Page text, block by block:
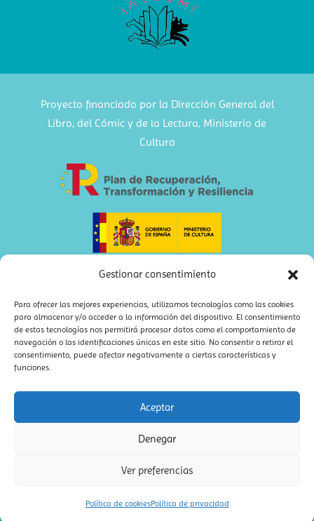
Gestionar consentimiento
Para ofrecer las mejores experiencias, utilizamos tecnologías como las cookies
para almacenar y/o acceder a la información del dispositivo. El consentimiento
de estas tecnologías nos permitirá procesar datos como el comportamiento de
navegación o las identificaciones únicas en este sitio. No consentir o retirar el
consentimiento, puede afectar negativamente a ciertas características y
funciones.
Aceptar
Denegar
Ver preferencias
Política de cookiesPolítica de privacidad
Proyecto financiado por la Dirección General del
Libro, del Cómic y de la Lectura, Ministerio de
Cultura
bookolia – Editorial libros infantiles